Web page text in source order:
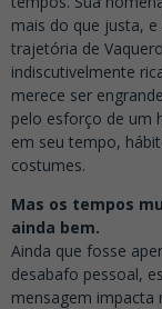
mais do que justa, e
trajetória de
indiscutivelmente
merece ser
pelo esforço de um
em seu tempo,
costumes.
Mas os tempos
ainda bem.
Ainda que fosse
desabafo pessoal,
mensagem impacta